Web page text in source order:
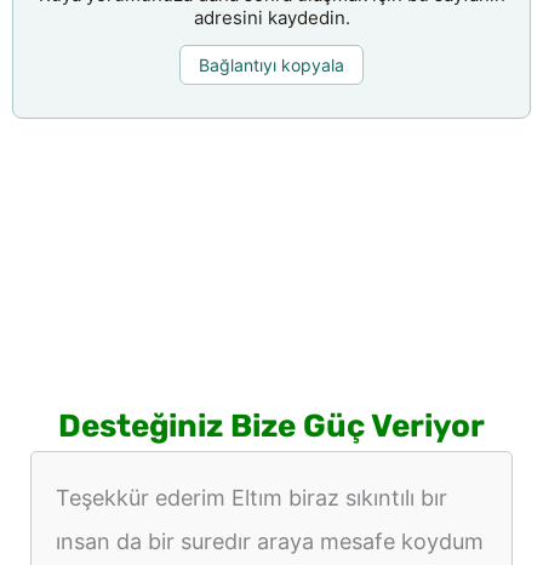
adresini kaydedin.
Bağlantıyı kopyala
Desteğiniz Bize Güç Veriyor
Teşekkür ederim Eltım biraz sıkıntılı bır
ınsan da bir suredır araya mesafe koydum